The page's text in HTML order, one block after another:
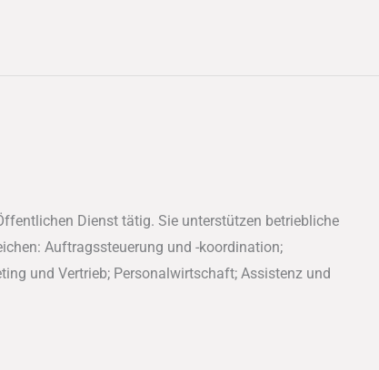
Dienst tätig. Sie unterstützen betriebliche
Auftragssteuerung und -koordination;
und Vertrieb; Personalwirtschaft; Assistenz und